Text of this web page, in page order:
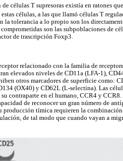
células T supresoras existía en ratones
células, a las que llamó células T
la tolerancia a lo propio son los
son las subpoblaciones de
de trascripción Foxp3.
relacionado con la familia de
elevados niveles de CD11a (LFA-1),
otros marcadores de superficie como:
(OX40) y CD62L (L-selectina). Las
contraparte en el humano, CCR4 y CCR8.
de reconocer un gran número de
tímica requieren la combinación
de tal modo que cuando vayan a